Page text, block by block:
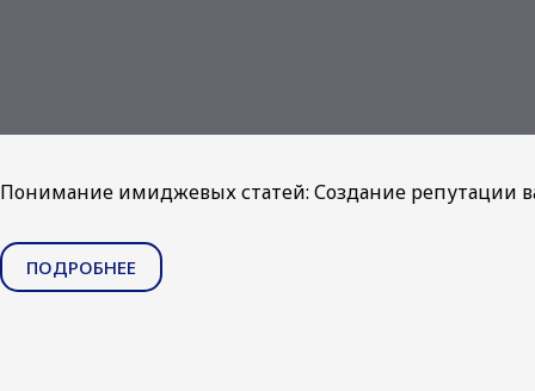
Понимание имиджевых статей: Создание репутации
ПОДРОБНЕЕ